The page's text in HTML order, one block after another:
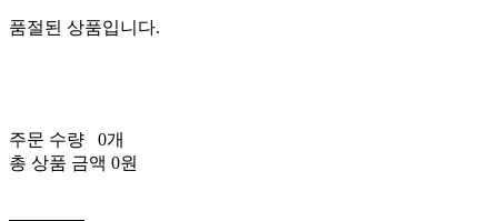
품절된 상품입니다.
주문 수량
0개
총 상품 금액 0원